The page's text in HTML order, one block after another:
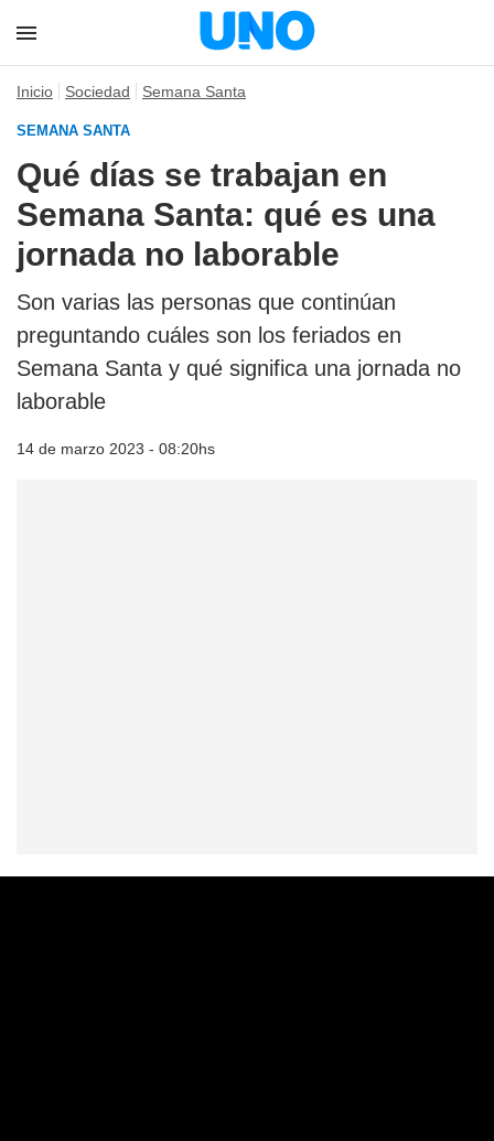
Inicio Sociedad Semana Santa
SEMANA SANTA
Qué días se trabajan en
Semana Santa: qué es una
jornada no laborable
Son varias las personas que continúan
preguntando cuáles son los feriados en
Semana Santa y qué significa una jornada no
laborable
14 de marzo 2023 - 08:20hs